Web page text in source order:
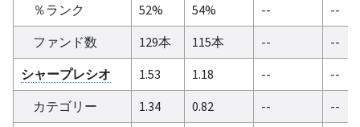
％ランク
52% 54% --
--
ファンド数
129本 115本 --
--
シャープレシオ
1.53 1.18 --
--
カテゴリー
1.34 0.82 --
--